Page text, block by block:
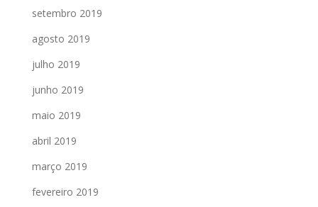
setembro 2019
agosto 2019
julho 2019
junho 2019
maio 2019
abril 2019
março 2019
fevereiro 2019